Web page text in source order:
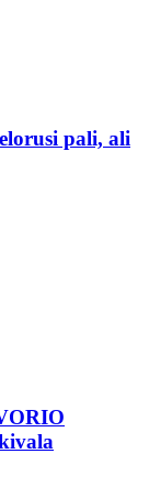
pali, ali